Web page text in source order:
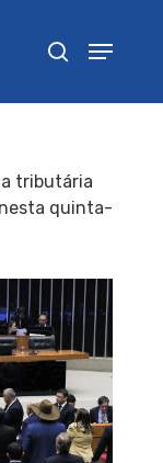
tributária
quinta-